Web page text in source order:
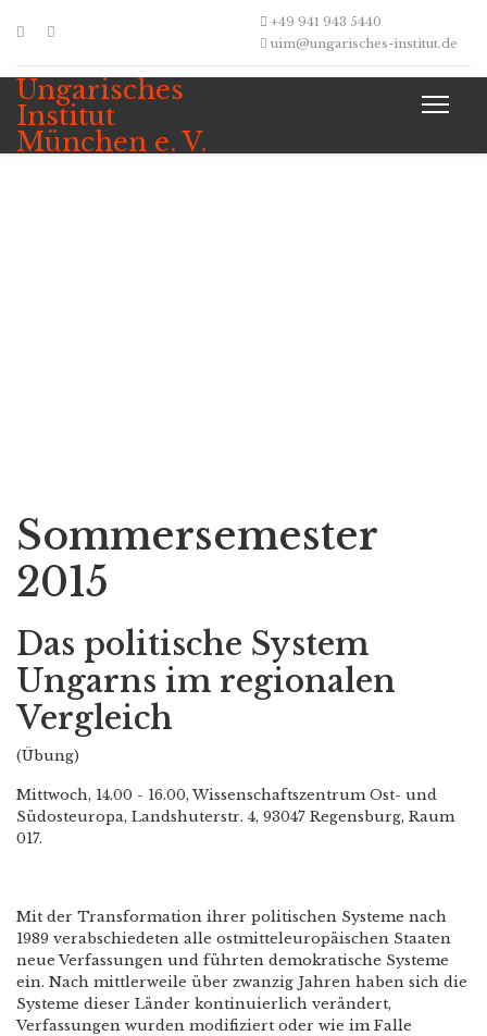
+49 941 943 5440
uim@ungarisches-institut.de
Ungarisches
Institut
München e. V.
Sommersemester
2015
Das politische System
Ungarns im regionalen
Vergleich
(Übung)
Mittwoch, 14.00 - 16.00, Wissenschaftszentrum Ost- und
Südosteuropa, Landshuterstr. 4, 93047 Regensburg, Raum
017.
Mit der Transformation ihrer politischen Systeme nach
1989 verabschiedeten alle ostmitteleuropäischen Staaten
neue Verfassungen und führten demokratische Systeme
ein. Nach mittlerweile über zwanzig Jahren haben sich die
Systeme dieser Länder kontinuierlich verändert,
Verfassungen wurden modifiziert oder wie im Falle